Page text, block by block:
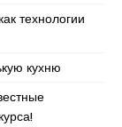
технологии
кухню